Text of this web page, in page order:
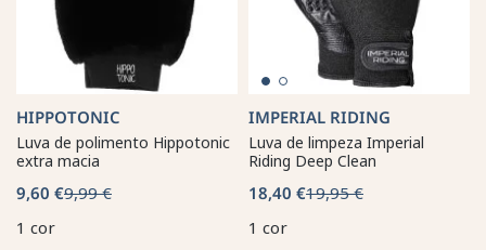
HIPPOTONIC
Luva de polimento Hippotonic
extra macia
9,60 €9,99 €
1 cor
IMPERIAL RIDING
Luva de limpeza Imperial
Riding Deep Clean
18,40 €19,95 €
1 cor